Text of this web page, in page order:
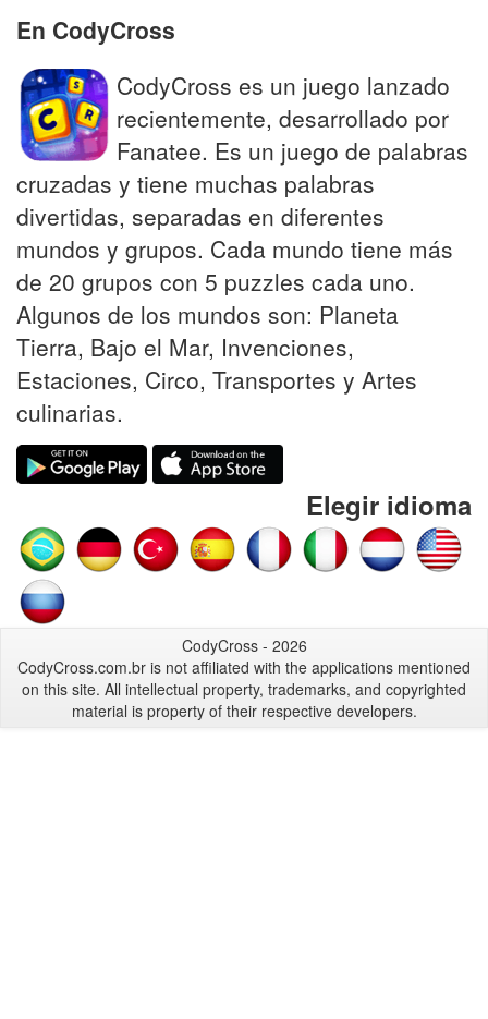
En CodyCross
CodyCross es un juego lanzado
recientemente, desarrollado por
Fanatee. Es un juego de palabras
cruzadas y tiene muchas palabras
divertidas, separadas en diferentes
mundos y grupos. Cada mundo tiene más
de 20 grupos con 5 puzzles cada uno.
Algunos de los mundos son: Planeta
Tierra, Bajo el Mar, Invenciones,
Estaciones, Circo, Transportes y Artes
culinarias.
Elegir idioma
CodyCross - 2026
CodyCross.com.br is not affiliated with the applications mentioned
on this site. All intellectual property, trademarks, and copyrighted
material is property of their respective developers.